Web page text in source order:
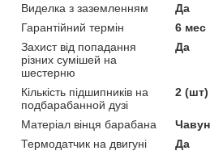
Виделка з заземленням
Да
Гарантійний термін
6 мес
Захист від попадання
різних сумішей на
шестерню
Да
Кількість підшипників на
подбарабанной дузі
2 (шт)
Матеріал вінця барабана
Чавун
Термодатчик на двигуні
Да